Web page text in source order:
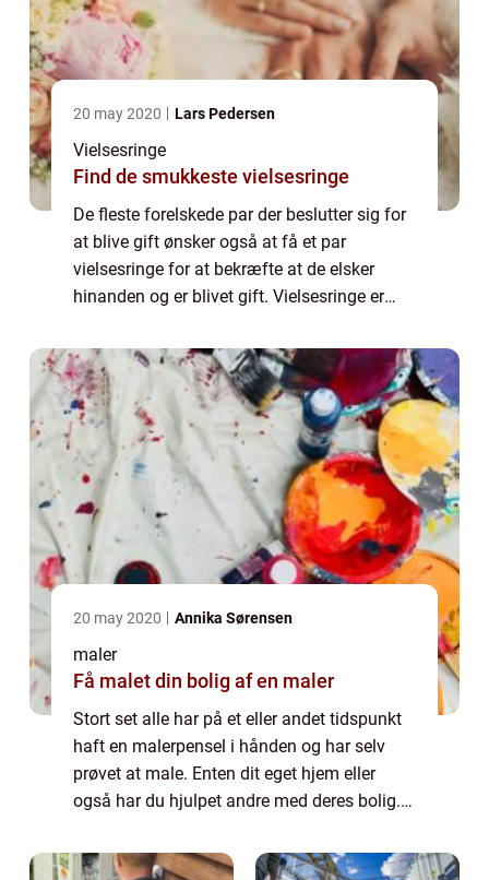
20 may 2020 Lars Pedersen
Vielsesringe
Find de smukkeste vielsesringe
De fleste forelskede par der beslutter sig for
at blive gift ønsker også at få et par
vielsesringe for at bekræfte at de elsker
hinanden og er blivet gift. Vielsesringe er
20 may 2020 Annika Sørensen
maler
Få malet din bolig af en maler
Stort set alle har på et eller andet tidspunkt
haft en malerpensel i hånden og har selv
prøvet at male. Enten dit eget hjem eller
også har du hjulpet andre med deres bolig.
muligt selv at male, men det resulter...